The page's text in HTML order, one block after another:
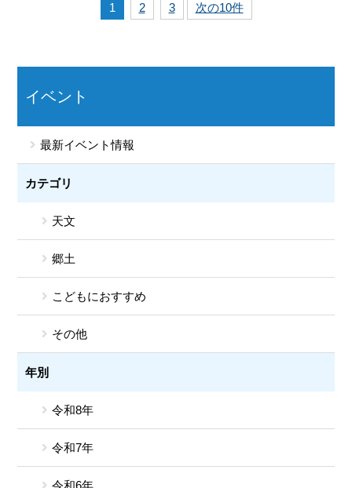
イベント
最新イベント情報
カテゴリ
天文
郷土
こどもにおすすめ
その他
年別
令和8年
令和7年
1 2 3 次の10件